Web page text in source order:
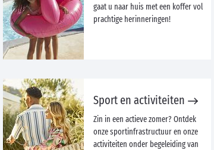
gaat u naar huis met een koffer vol
prachtige herinneringen!
Sport en activiteiten
Zin in een actieve zomer? Ontdek
onze sportinfrastructuur en onze
activiteiten onder begeleiding van